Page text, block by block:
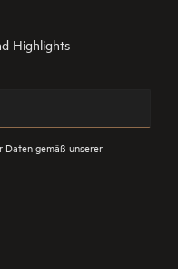
Highlights
Daten gemäß unserer